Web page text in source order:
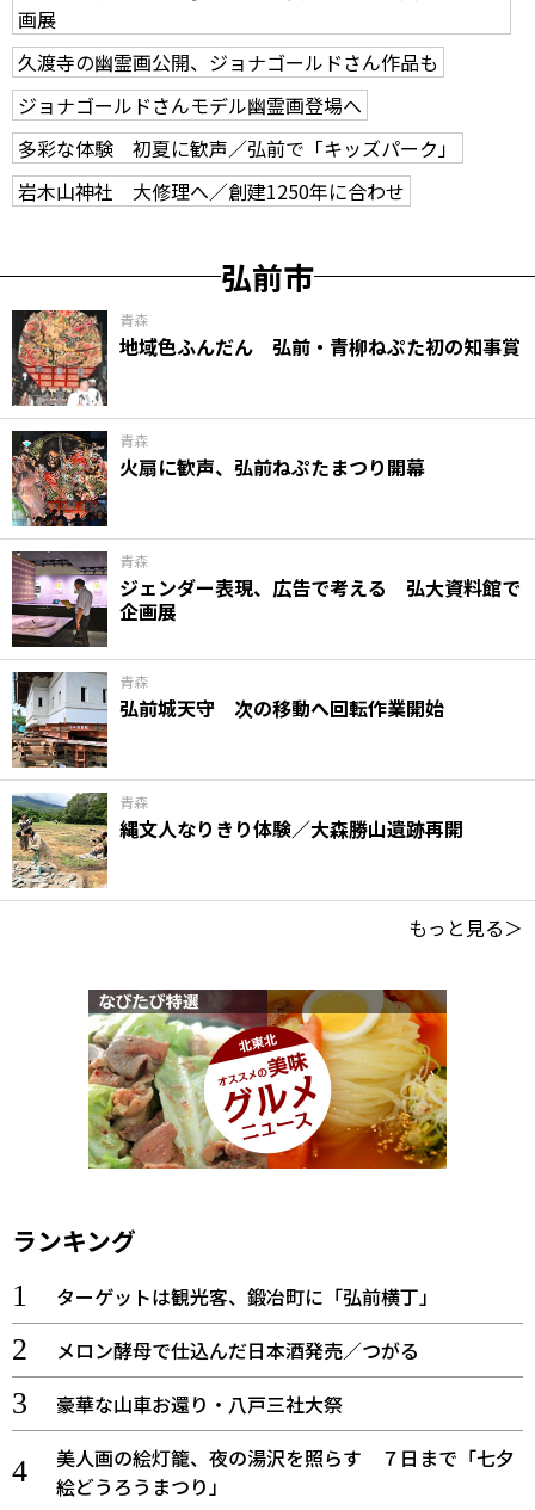
画展
久渡寺の幽霊画公開、ジョナゴールドさん作品も
ジョナゴールドさんモデル幽霊画登場へ
多彩な体験 初夏に歓声／弘前で「キッズパーク」
岩木山神社 大修理へ／創建1250年に合わせ
弘前市
青森
地域色ふんだん 弘前・青柳ねぷた初の知事賞
青森
火扇に歓声、弘前ねぷたまつり開幕
青森
ジェンダー表現、広告で考える 弘大資料館で
企画展
青森
弘前城天守 次の移動へ回転作業開始
青森
縄文人なりきり体験／大森勝山遺跡再開
もっと見る＞
ランキング
ターゲットは観光客、鍛冶町に「弘前横丁」
メロン酵母で仕込んだ日本酒発売／つがる
豪華な山車お還り・八戸三社大祭
美人画の絵灯籠、夜の湯沢を照らす ７日まで「七夕
絵どうろうまつり」